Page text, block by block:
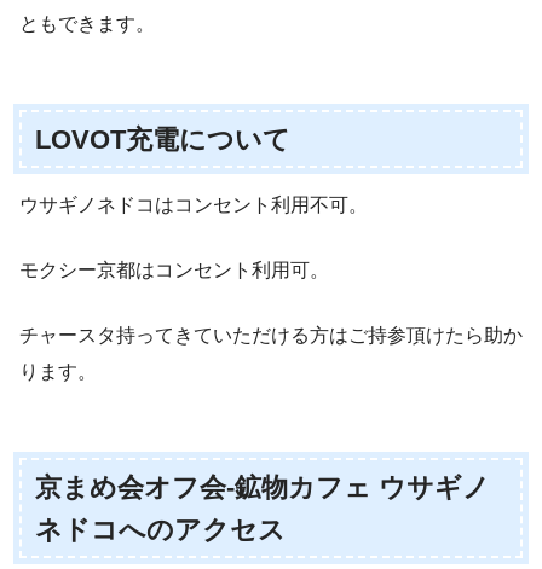
ともできます。
LOVOT充電について
ウサギノネドコはコンセント利用不可。
モクシー京都はコンセント利用可。
チャースタ持ってきていただける方はご持参頂けたら助か
ります。
京まめ会オフ会-鉱物カフェ ウサギノ
ネドコへのアクセス